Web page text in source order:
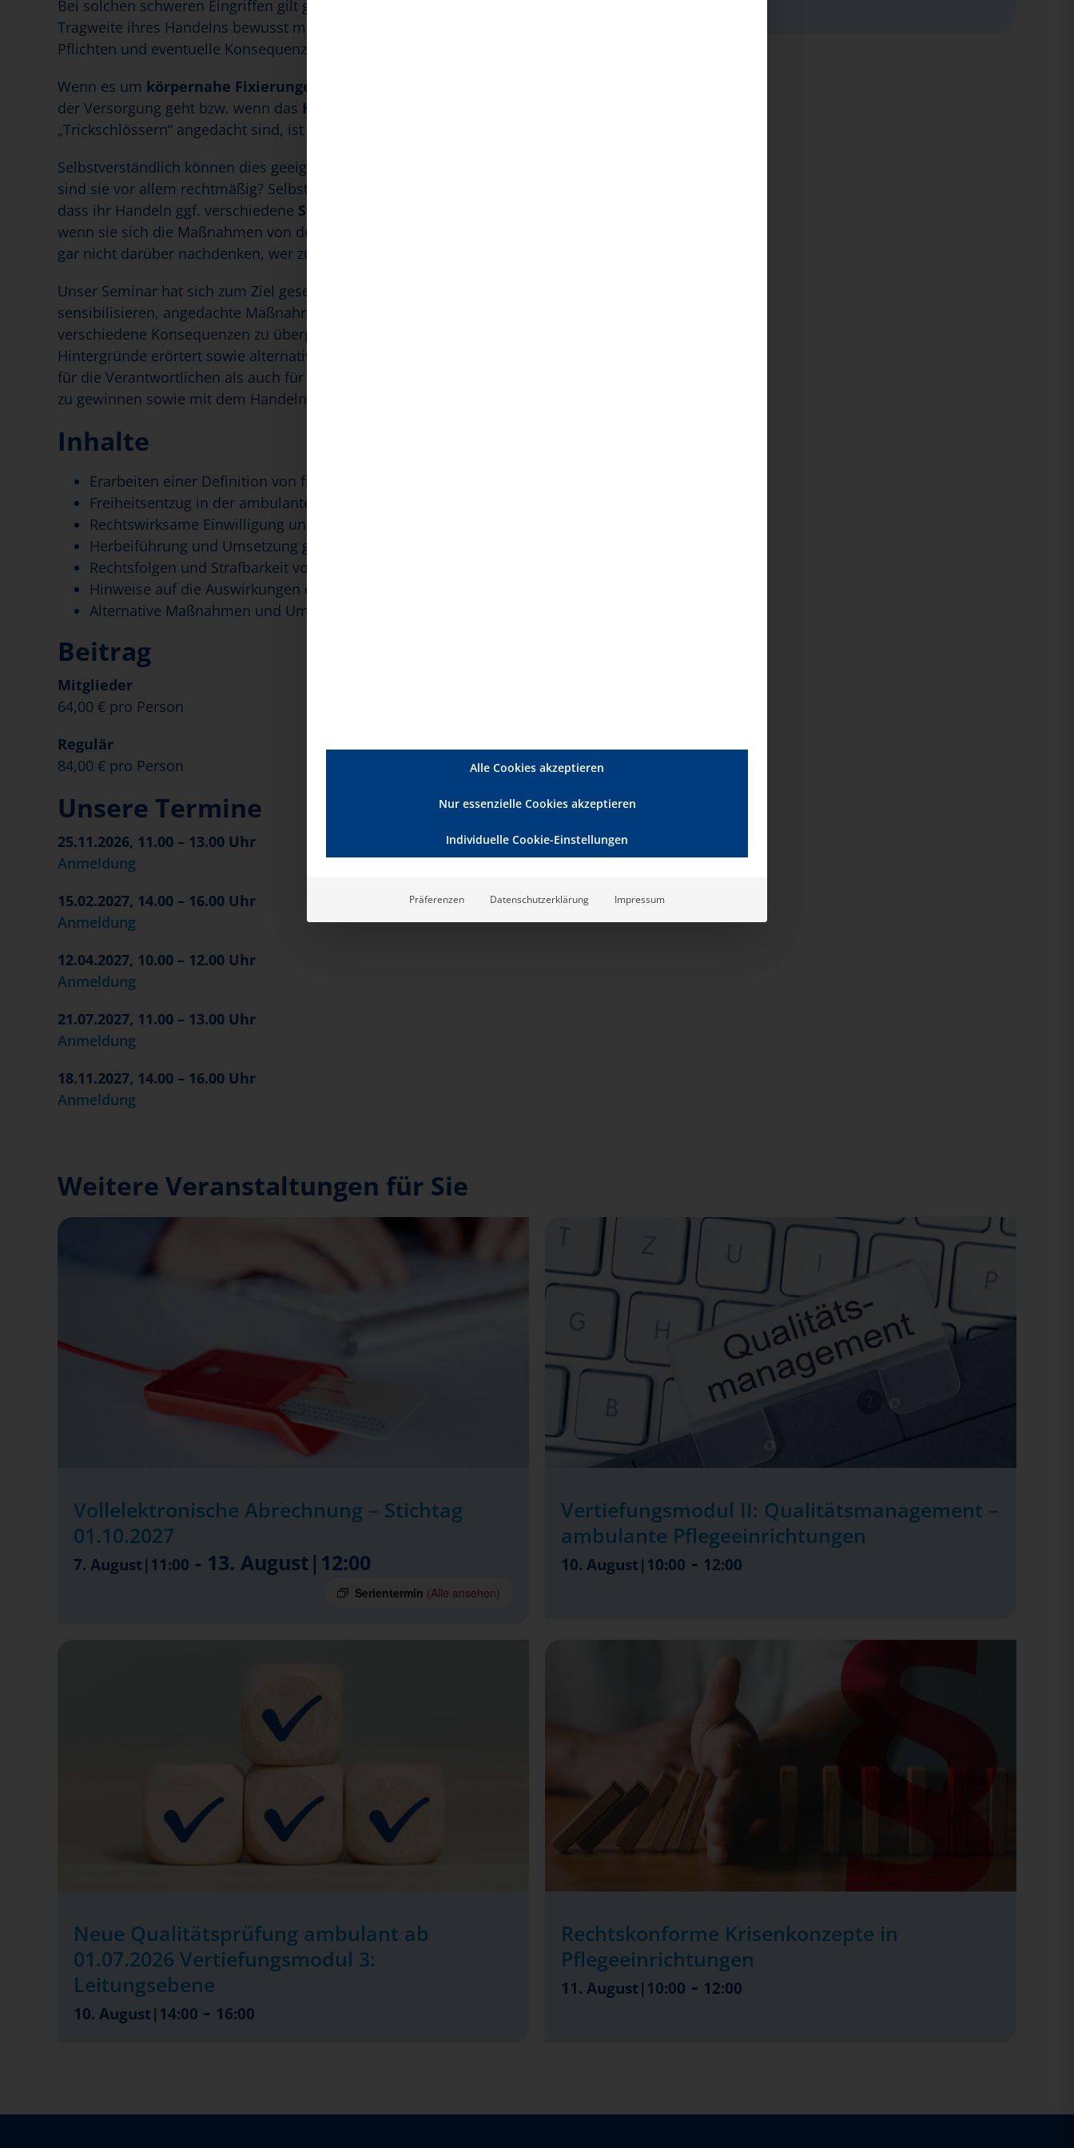
Bei solchen schweren Eingriffen gilt ganz besonders, dass Verantwortliche sich nicht nur die
Tragweite ihres Handelns bewusst machen müssen, sondern insbesondere auch ihre
Pflichten und eventuelle Konsequenzen aus deren Verletzung kennen sollten.
Wenn es um körpernahe Fixierungen
der Versorgung geht bzw. wenn das Hochstellen von Bettgittern
„Trickschlössern“ angedacht sind, ist nicht immer „gut gedacht auch gleich gut gemacht“.
Selbstverständlich können dies geeignete Maßnahmen sein; aber sind sie auch richtig und
sind sie vor allem rechtmäßig? Selbst professionellen Pflegekräften ist hier oft nicht bewusst,
dass ihr Handeln ggf. verschiedene Straftatbestände
wenn sie sich die Maßnahmen von den falschen Beteiligten „genehmigen“ lassen oder erst
gar nicht darüber nachdenken, wer zur Entscheidung hinzugezogen werden muss.
Unser Seminar hat sich zum Ziel gesetzt, die Teilnehmer für die Problematik zu
sensibilisieren, angedachte Maßnahmen zu hinterfragen, korrekt einzuordnen und jene auf
verschiedene Konsequenzen zu überprüfen. Es können tatsächliche, rechtliche und ethische
Hintergründe erörtert sowie alternative Lösungen diskutiert werden, um im Ergebnis sowohl
für die Verantwortlichen als auch für die Handelnden mehr Rechts- und Handlungssicherheit
zu gewinnen sowie mit dem Handeln verbundene Risiken möglichst auszuschließen.
Inhalte
Erarbeiten einer Definition von freiheitentziehenden Maßnahmen
Freiheitsentzug in der ambulanten und stationären Pflege
Rechtswirksame Einwilligung und Einwilligungsfähigkeit
Herbeiführung und Umsetzung gerichtlicher Beschlüsse
Rechtsfolgen und Strafbarkeit von nicht gestatteten Maßnahmen
Hinweise auf die Auswirkungen des „neuen“ Betreuungsrechts
Alternative Maßnahmen und Umgang mit Angehörigen
Beitrag
Mitglieder
64,00 € pro Person
Regulär
84,00 € pro Person
Unsere Termine
25.11.2026, 11.00 – 13.00 Uhr
Anmeldung
15.02.2027, 14.00 – 16.00 Uhr
Anmeldung
12.04.2027, 10.00 – 12.00 Uhr
Anmeldung
21.07.2027, 11.00 – 13.00 Uhr
Anmeldung
18.11.2027, 14.00 – 16.00 Uhr
Anmeldung
Weitere Veranstaltungen für Sie
Vollelektronische Abrechnung – Stichtag
01.10.2027
7. August|11:00 - 13. August|12:00
Serientermin (Alle ansehen)
Vertiefungsmodul II: Qualitätsmanagement –
ambulante Pflegeeinrichtungen
10. August|10:00 - 12:00
Neue Qualitätsprüfung ambulant ab
01.07.2026 Vertiefungsmodul 3:
Leitungsebene
10. August|14:00 - 16:00
Rechtskonforme Krisenkonzepte in
Pflegeeinrichtungen
11. August|10:00 - 12:00
Alle Cookies akzeptieren
Nur essenzielle Cookies akzeptieren
Individuelle Cookie-Einstellungen
Präferenzen Datenschutzerklärung Impressum